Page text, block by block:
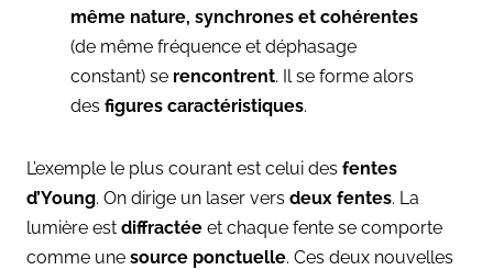
même nature, synchrones et cohérentes
(de même fréquence et déphasage
constant) se rencontrent. Il se forme alors
des figures caractéristiques.
L’exemple le plus courant est celui des fentes
d’Young. On dirige un laser vers deux fentes. La
lumière est diffractée et chaque fente se comporte
comme une source ponctuelle. Ces deux nouvelles